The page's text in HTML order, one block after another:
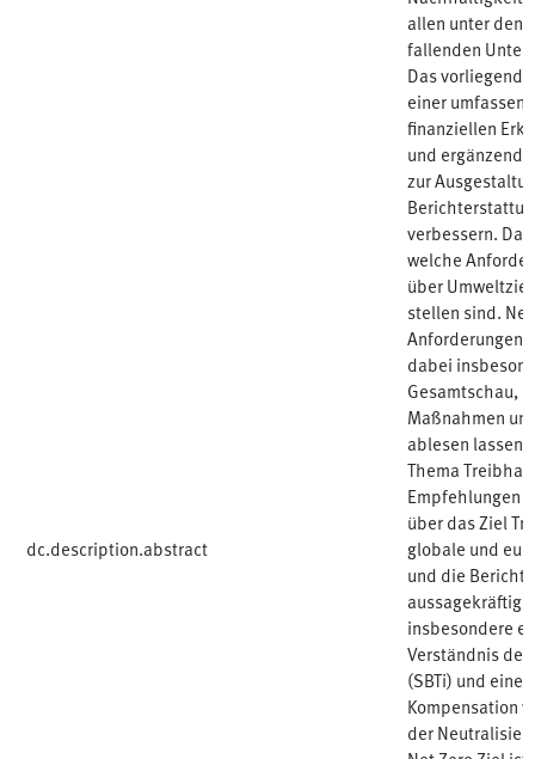
dc.description.abstract
allen unter den
fallenden
Das
einer
finanziellen
und
zur
verbessern.
welche
über
stellen sind.
Anforderungen
dabei
Gesamtschau,
Maßnahmen
ablesen
Thema
Empfehlungen
über das Ziel
globale und
und die
insbesondere
Verständnis der
(SBTi) und
Kompensation
der